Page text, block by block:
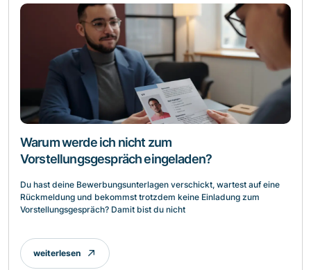
Warum werde ich nicht zum
Vorstellungsgespräch eingeladen?
Du hast deine Bewerbungsunterlagen verschickt, wartest auf eine
Rückmeldung und bekommst trotzdem keine Einladung zum
Vorstellungsgespräch? Damit bist du nicht
weiterlesen